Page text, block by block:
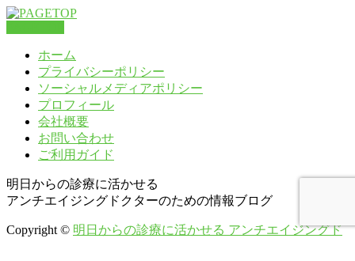
ホーム
プライバシーポリシー
ソーシャルメディアポリシー
プロフィール
会社概要
お問い合わせ
ご利用ガイド
明日からの診療に活かせる
アンチエイジングドクターのための情報ブログ
Copyright © 明日からの診療に活かせる アンチエイジングド